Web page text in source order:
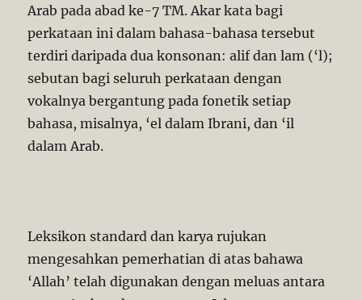
Arab pada abad ke-7 TM. Akar kata bagi
perkataan ini dalam bahasa-bahasa tersebut
terdiri daripada dua konsonan: alif dan lam (‘l);
sebutan bagi seluruh perkataan dengan
vokalnya bergantung pada fonetik setiap
bahasa, misalnya, ‘el dalam Ibrani, dan ‘il
dalam Arab.
Leksikon standard dan karya rujukan
mengesahkan pemerhatian di atas bahawa
‘Allah’ telah digunakan dengan meluas antara